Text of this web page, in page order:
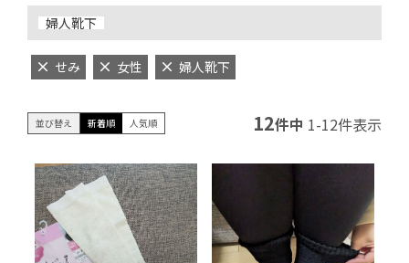
婦人靴下
せみ 女性 婦人靴下
並び替え 新着順 人気順 12件中 1-12件表示